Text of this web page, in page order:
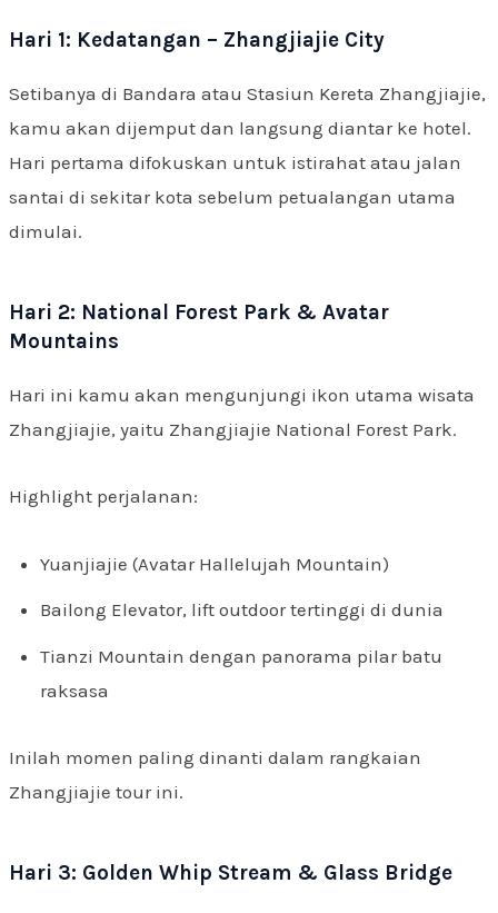
Hari 1: Kedatangan – Zhangjiajie City
Setibanya di Bandara atau Stasiun Kereta Zhangjiajie,
kamu akan dijemput dan langsung diantar ke hotel.
Hari pertama difokuskan untuk istirahat atau jalan
santai di sekitar kota sebelum petualangan utama
dimulai.
Hari 2: National Forest Park & Avatar
Mountains
Hari ini kamu akan mengunjungi ikon utama wisata
Zhangjiajie, yaitu Zhangjiajie National Forest Park.
Highlight perjalanan:
Yuanjiajie (Avatar Hallelujah Mountain)
Bailong Elevator, lift outdoor tertinggi di dunia
Tianzi Mountain dengan panorama pilar batu
raksasa
Inilah momen paling dinanti dalam rangkaian
Zhangjiajie tour ini.
Hari 3: Golden Whip Stream & Glass Bridge